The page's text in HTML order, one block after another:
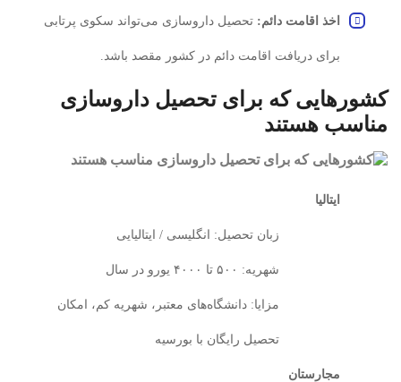
اخذ اقامت دائم: تحصیل داروسازی می‌تواند سکوی پرتابی
برای دریافت اقامت دائم در کشور مقصد باشد.
کشورهایی که برای تحصیل داروسازی
مناسب هستند
ایتالیا
زبان تحصیل: انگلیسی / ایتالیایی
شهریه: ۵۰۰ تا ۴۰۰۰ یورو در سال
مزایا: دانشگاه‌های معتبر، شهریه کم، امکان
تحصیل رایگان با بورسیه
مجارستان